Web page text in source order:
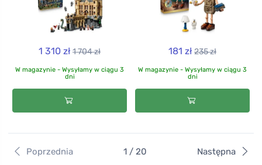
1 310 zł 1 704 zł
W magazynie - Wysyłamy w ciągu 3
dni
181 zł 235 zł
W magazynie - Wysyłamy w ciągu 3
dni
Poprzednia 1 / 20 Następna